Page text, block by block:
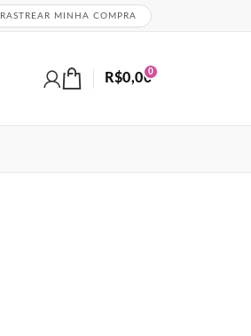
RASTREAR MINHA COMPRA
0
R$0,00